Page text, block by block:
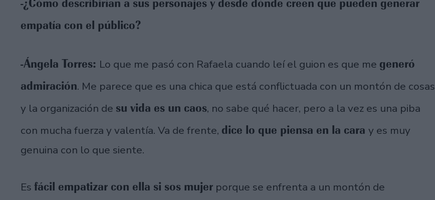
-¿Cómo describirían a sus personajes y desde dónde creen que pueden generar
empatía con el público?
-Ángela Torres: Lo que me pasó con Rafaela cuando leí el guion es que me generó
admiración. Me parece que es una chica que está conflictuada con un montón de cosas
y la organización de su vida es un caos, no sabe qué hacer, pero a la vez es una piba
con mucha fuerza y valentía. Va de frente, dice lo que piensa en la cara y es muy
genuina con lo que siente.
Es fácil empatizar con ella si sos mujer porque se enfrenta a un montón de